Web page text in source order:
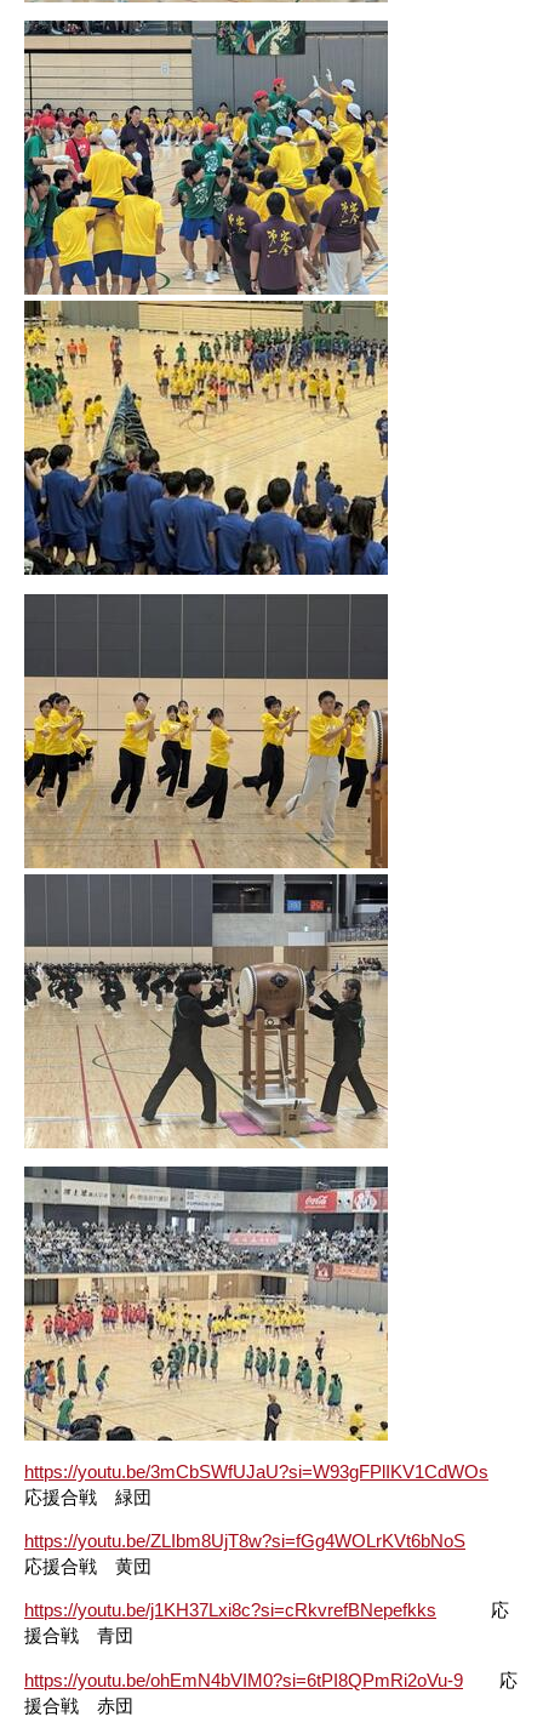
https://youtu.be/3mCbSWfUJaU?si=W93gFPlIKV1CdWOs
応援合戦 緑団
https://youtu.be/ZLIbm8UjT8w?si=fGg4WOLrKVt6bNoS
応援合戦 黄団
https://youtu.be/j1KH37Lxi8c?si=cRkvrefBNepefkks 応
援合戦 青団
https://youtu.be/ohEmN4bVIM0?si=6tPI8QPmRi2oVu-9 応
援合戦 赤団